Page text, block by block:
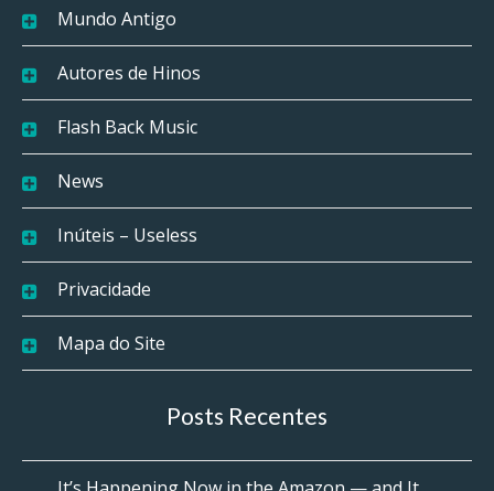
Mundo Antigo
Autores de Hinos
Flash Back Music
News
Inúteis – Useless
Privacidade
Mapa do Site
Posts Recentes